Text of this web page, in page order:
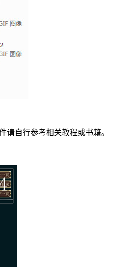
请自行参考相关教程或书籍。